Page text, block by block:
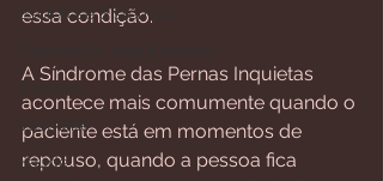
Esclerose Sistêmica
Diversos
Vasculite
Saúde
essa condição.
A Síndrome das Pernas Inquietas
acontece mais comumente quando o
paciente está em momentos de
repouso, quando a pessoa fica